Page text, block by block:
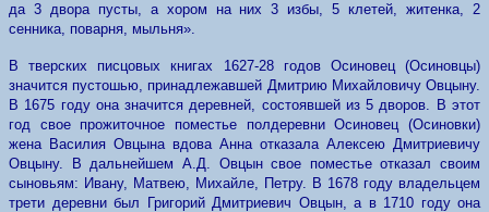
да 3 двора пусты, а хором на них 3 избы, 5 клетей, житенка, 2
сенника, поварня, мыльня».
В тверских писцовых книгах 1627-28 годов Осиновец (Осиновцы)
значится пустошью, принадлежавшей Дмитрию Михайловичу Овцыну.
В 1675 году она значится деревней, состоявшей из 5 дворов. В этот
год свое прожиточное поместье полдеревни Осиновец (Осиновки)
жена Василия Овцына вдова Анна отказала Алексею Дмитриевичу
Овцыну. В дальнейшем А.Д. Овцын свое поместье отказал своим
сыновьям: Ивану, Матвею, Михайле, Петру. В 1678 году владельцем
трети деревни был Григорий Дмитриевич Овцын, а в 1710 году она